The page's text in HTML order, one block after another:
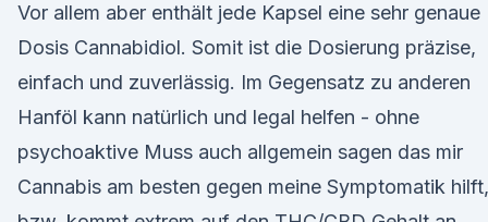
Vor allem aber enthält jede Kapsel eine sehr genaue
Dosis Cannabidiol. Somit ist die Dosierung präzise,
einfach und zuverlässig. Im Gegensatz zu anderen
Hanföl kann natürlich und legal helfen - ohne
psychoaktive Muss auch allgemein sagen das mir
Cannabis am besten gegen meine Symptomatik hilft,